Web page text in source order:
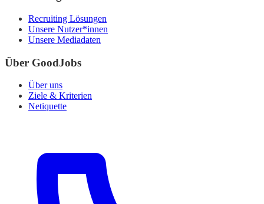
Recruiting Lösungen
Unsere Nutzer*innen
Unsere Mediadaten
Über GoodJobs
Über uns
Ziele & Kriterien
Netiquette